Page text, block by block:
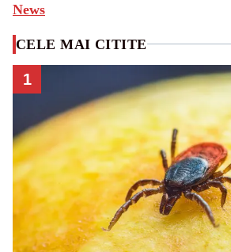
News
CELE MAI CITITE
1